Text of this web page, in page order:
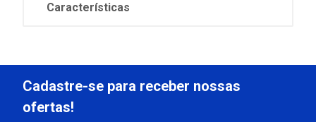
Características
Cadastre-se para receber nossas
ofertas!